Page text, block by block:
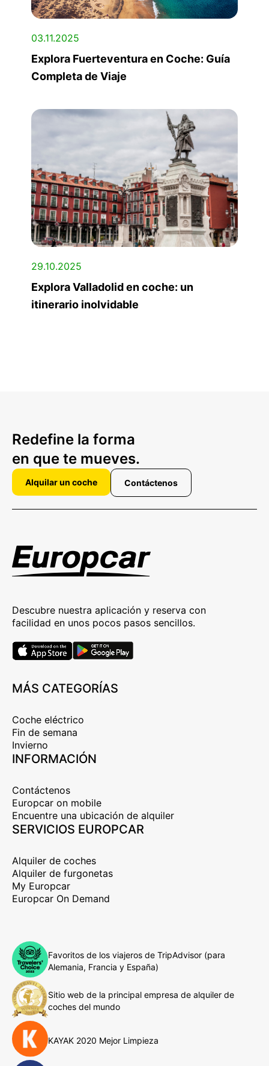
03.11.2025
Explora Fuerteventura en Coche: Guía
Completa de Viaje
29.10.2025
Explora Valladolid en coche: un
itinerario inolvidable
Redefine la forma
en que te mueves.
Alquilar un coche Contáctenos
Descubre nuestra aplicación y reserva con
facilidad en unos pocos pasos sencillos.
MÁS CATEGORÍAS
Coche eléctrico
Fin de semana
Invierno
INFORMACIÓN
Contáctenos
Europcar on mobile
Encuentre una ubicación de alquiler
SERVICIOS EUROPCAR
Alquiler de coches
Alquiler de furgonetas
My Europcar
Europcar On Demand
Favoritos de los viajeros de TripAdvisor (para
Alemania, Francia y España)
Sitio web de la principal empresa de alquiler de
coches del mundo
KAYAK 2020 Mejor Limpieza